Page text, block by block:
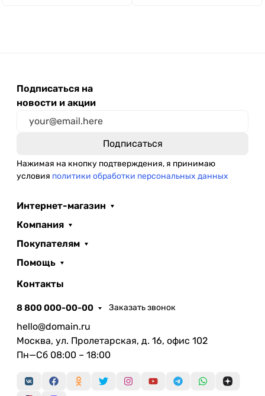
Подписаться на
новости и акции
Нажимая на кнопку подтверждения, я принимаю
условия политики обработки персональных данных
Интернет-магазин
Компания
Покупателям
Помощь
Контакты
8 800 000-00-00 Заказать звонок
hello@domain.ru
Москва, ул. Пролетарская, д. 16, офис 102
Пн—Сб 08:00 – 18:00